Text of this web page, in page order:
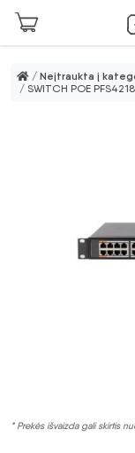
Pereiti prie
/ Neįtraukta į
/ SWITCH POE
* Prekės išvaizda gali skirtis